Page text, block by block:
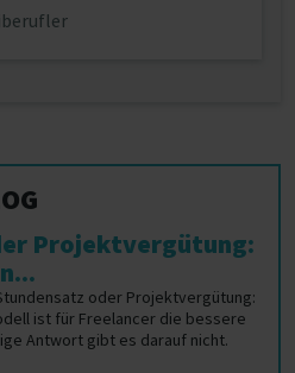
Projektvergütung:
oder Projektvergütung:
ist für Freelancer die bessere
Antwort gibt es darauf nicht.